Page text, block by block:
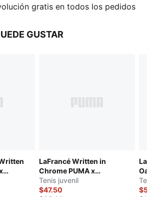
gratis en todos los pedidos
GUSTAR
LaFrancé Written in
Chrome PUMA x
LAMELO BALL
Tenis juvenil
$47.50
Oak